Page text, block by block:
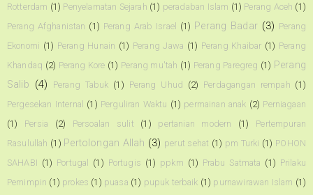
Rotterdam (1) Penyelamatan Sejarah (1) peradaban Islam (1) Perang Aceh (1)
Perang Afghanistan (1) Perang Arab Israel (1) Perang Badar (3) Perang
Ekonomi (1) Perang Hunain (1) Perang Jawa (1) Perang Khaibar (1) Perang
Khandaq (2) Perang Kore (1) Perang mu'tah (1) Perang Paregreg (1) Perang
Salib (4) Perang Tabuk (1) Perang Uhud (2) Perdagangan rempah (1)
Pergesekan Internal (1) Perguliran Waktu (1) permainan anak (2) Perniagaan
(1)
Persia (2) Persoalan sulit (1) pertanian modern (1)
Pertempuran
Rasulullah (1) Pertolongan Allah (3) perut sehat (1) pm Turki (1) POHON
SAHABI (1) Portugal (1) Portugis (1) ppkm (1) Prabu Satmata (1) Prilaku
Pemimpin (1) prokes (1) puasa (1) pupuk terbaik (1) purnawirawan Islam (1)